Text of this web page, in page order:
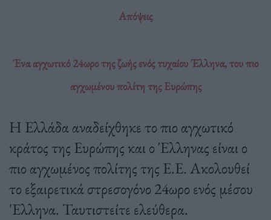
Απόψεις
Ένα αγχωτικό 24ωρο της ζωής ενός τυχαίου Έλληνα, του πιο
αγχωμένου πολίτη της Ευρώπης
Η Ελλάδα αναδείχθηκε το πιο αγχωτικό
κράτος της Ευρώπης και ο Έλληνας είναι ο
πιο αγχωμένος πολίτης της Ε.Ε. Ακολουθεί
το εξαιρετικά στρεσογόνο 24ωρο ενός μέσου
'Ελληνα. Ταυτιστείτε ελεύθερα.